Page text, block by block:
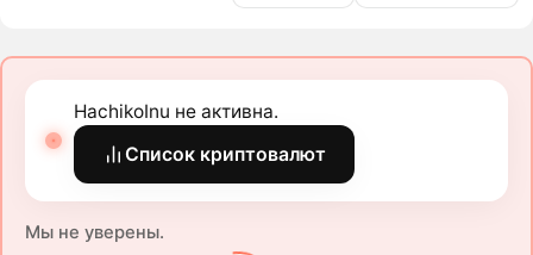
HachikoInu не активна.
Список криптовалют
Мы не уверены.